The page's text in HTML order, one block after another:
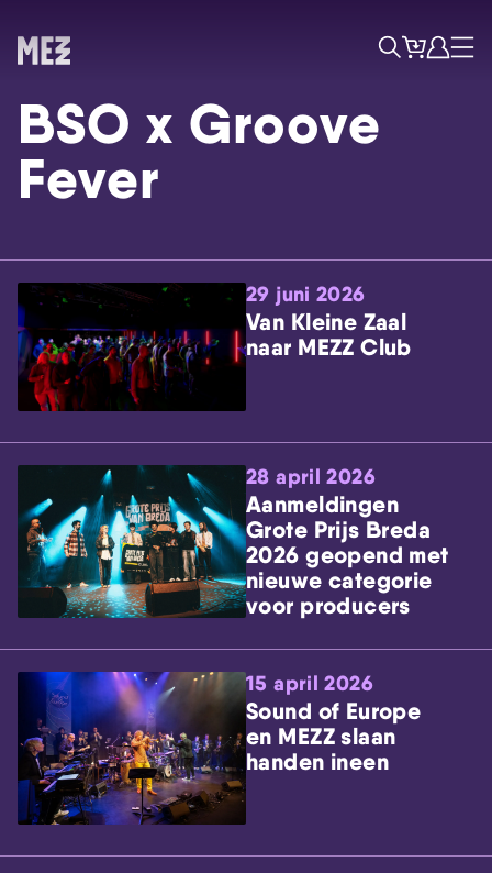
Skip navigatie
ZoekTicketsAccount
Menu
BSO x Groove
Fever
29 juni 2026
Van Kleine Zaal
naar MEZZ Club
28 april 2026
Aanmeldingen
Grote Prijs Breda
2026 geopend met
nieuwe categorie
voor producers
15 april 2026
Sound of Europe
en MEZZ slaan
handen ineen